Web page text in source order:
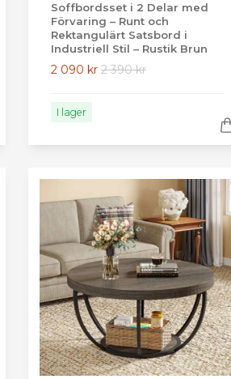
Soffbordsset i 2 Delar med
Förvaring – Runt och
Rektangulärt Satsbord i
Industriell Stil – Rustik Brun
2 090 kr 2 390 kr
I lager